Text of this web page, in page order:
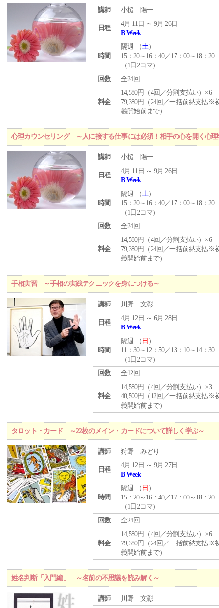
講師 小槌 陽一
日程
4月 11日 ～ 9月 26日
B Week
時間
隔週 （土）
15：20～16：40／17：00～18：20
（1日2コマ）
回数
全24回
料金
14,580円（4回／分割支払い）×6
79,380円（24回／一括前納支払※
義開始前まで）
心理カウンセリング ～人に接する仕事には必須！相手の心を開く心理
講師 小槌 陽一
日程
4月 11日 ～ 9月 26日
B Week
時間
隔週 （土）
15：20～16：40／17：00～18：20
（1日2コマ）
回数
全24回
料金
14,580円（4回／分割支払い）×6
79,380円（24回／一括前納支払※
義開始前まで）
手相実習 ～手相の実践テクニックを身につける～
講師 川野 文彰
日程
4月 12日 ～ 6月 28日
B Week
時間
隔週 （ 日 ）
11：30～12：50／13：10～14：30
（1日2コマ）
回数
全12回
料金
14,580円（4回／分割支払い）×3
40,500円（12回／一括前納支払※
義開始前まで）
タロット・カード ～22枚のメイン・カードについて詳しく学ぶ～
講師 狩野 みどり
日程
4月 12日 ～ 9月 27日
B Week
時間
隔週 （ 日 ）
15：20～16：40／17：00～18：20
（1日2コマ）
回数
全24回
料金
14,580円（4回／分割支払い）×6
79,380円（24回／一括前納支払※
義開始前まで）
姓名判断「入門編」 ～名前の不思議を読み解く～
講師 川野 文彰